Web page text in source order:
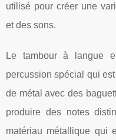
utilisé pour créer une
et des sons.
Le tambour à langue
percussion spécial qui
de métal avec des
produire des notes
matériau métallique qui